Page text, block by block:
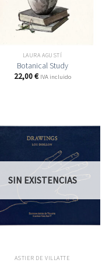
LAURA AGUSTÍ
Botanical Study
22,00€ IVA incluido
SIN EXISTENCIAS
ASTIER DE VILLATTE